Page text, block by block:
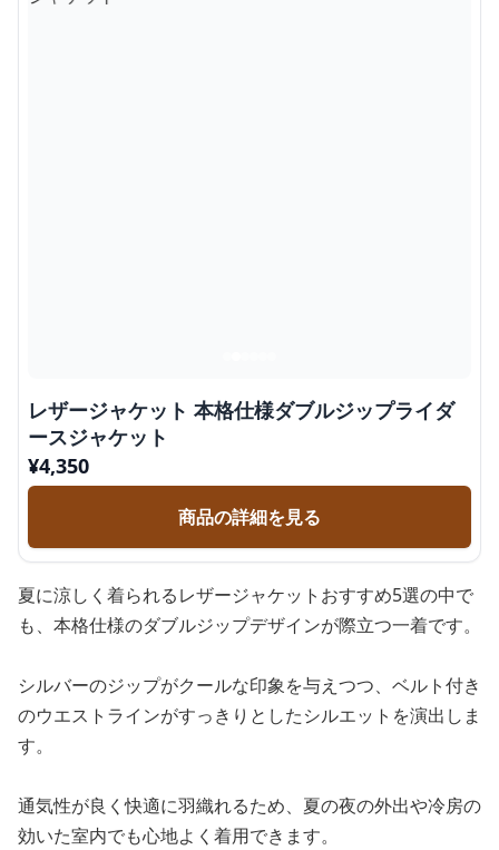
レザージャケット 本格仕様ダブルジップライダ
ースジャケット
¥4,350
商品の詳細を見る
夏に涼しく着られるレザージャケットおすすめ5選の中で
も、本格仕様のダブルジップデザインが際立つ一着です。
シルバーのジップがクールな印象を与えつつ、ベルト付き
のウエストラインがすっきりとしたシルエットを演出しま
す。
通気性が良く快適に羽織れるため、夏の夜の外出や冷房の
効いた室内でも心地よく着用できます。